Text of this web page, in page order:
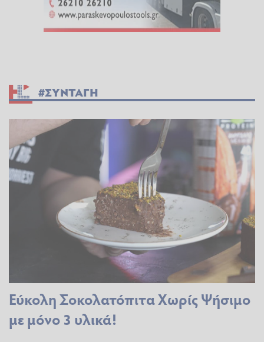
#ΣΥΝΤΑΓΗ
Εύκολη Σοκολατόπιτα Χωρίς Ψήσιμο
με μόνο 3 υλικά!